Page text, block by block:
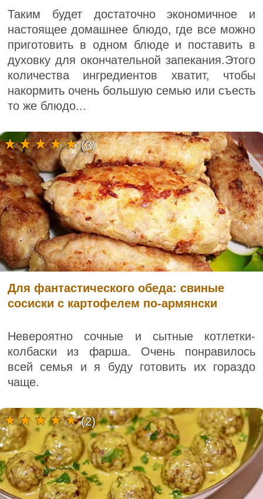
Таким будет достаточно экономичное и
настоящее домашнее блюдо, где все можно
приготовить в одном блюде и поставить в
духовку для окончательной запекания.Этого
количества ингредиентов хватит, чтобы
накормить очень большую семью или съесть
то же блюдо...
Для фантастического обеда: свиные
сосиски с картофелем по-армянски
Невероятно сочные и сытные котлетки-
колбаски из фарша. Очень понравилось
всей семья и я буду готовить их гораздо
чаще.
(3)
(2)